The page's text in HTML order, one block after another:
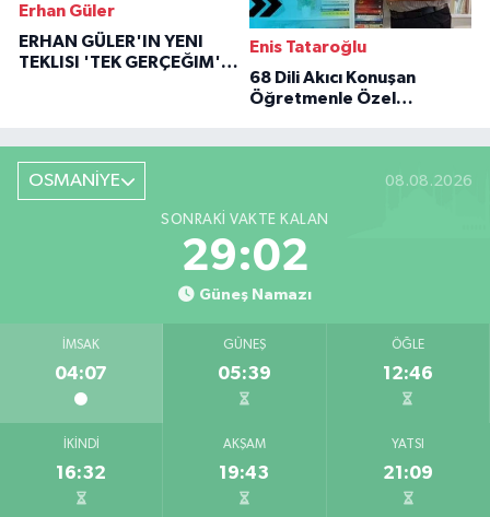
Erhan Güler
ERHAN GÜLER'IN YENI
TEKLISI 'TEK GERÇEĞIM'LE
Enis Tataroğlu
68 Dili Akıcı Konuşan
Öğretmenle Özel
OSMANİYE 08.08.2026
SONRAKI VAKTE KALAN
29:01
Güneş Namazı
İMSAK
04:07
GÜNEŞ
05:39
ÖĞLE
12:46
İKINDI
16:32
AKŞAM
19:43
YATSI
21:09